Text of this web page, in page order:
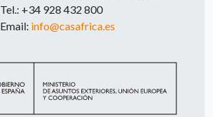
Tel.: +34 928 432 800
Email: info@casafrica.es